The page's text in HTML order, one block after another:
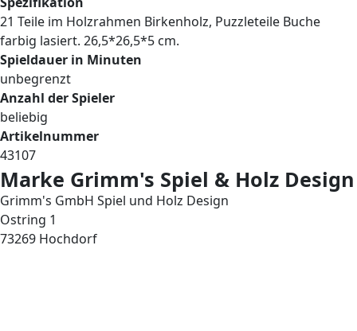
21 Teile im Holzrahmen Birkenholz, Puzzleteile Buche
farbig lasiert. 26,5*26,5*5 cm.
Spieldauer in Minuten
unbegrenzt
Anzahl der Spieler
beliebig
Artikelnummer
43107
Marke Grimm's Spiel & Holz Design
Grimm's GmbH Spiel und Holz Design
Ostring 1
73269 Hochdorf